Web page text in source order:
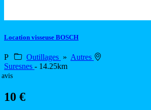
Location visseuse BOSCH
P Outillages » Autres
Suresnes - 14.25km
avis
10 €